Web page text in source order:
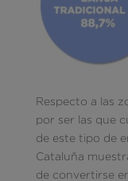
Respecto a las
por ser las que
de este tipo de
Cataluña
de convertirse